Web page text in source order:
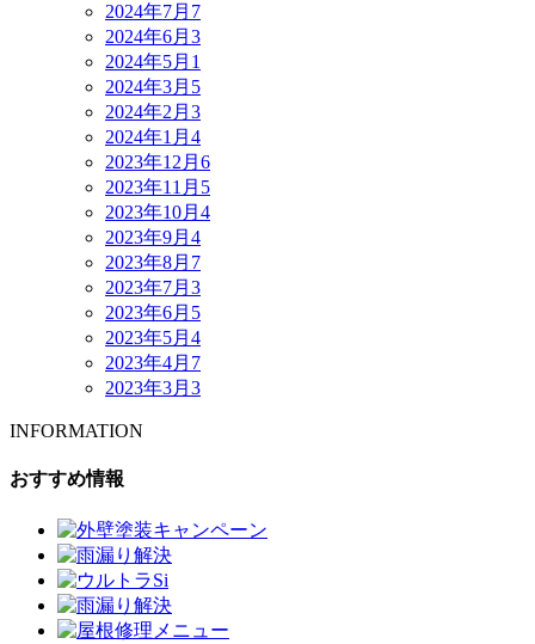
2024年7月 7
2024年6月 3
2024年5月 1
2024年3月 5
2024年2月 3
2024年1月 4
2023年12月 6
2023年11月 5
2023年10月 4
2023年9月 4
2023年8月 7
2023年7月 3
2023年6月 5
2023年5月 4
2023年4月 7
2023年3月 3
INFORMATION
おすすめ情報